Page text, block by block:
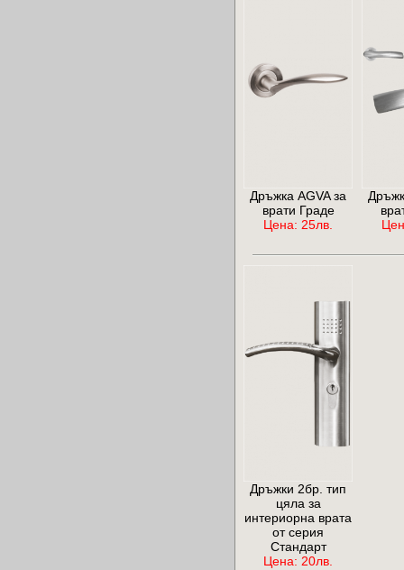
Дръжка AGVA за
врати Граде
Цена: 25лв.
Дръжки 2бр. тип
цяла за
интериорна врата
от серия
Стандарт
Цена: 20лв.